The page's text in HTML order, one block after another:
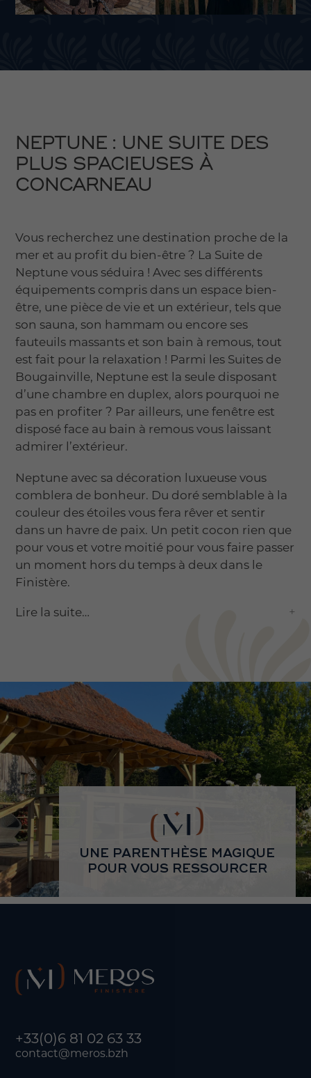
NEPTUNE : UNE SUITE DES
PLUS SPACIEUSES À
CONCARNEAU
Vous recherchez une destination proche de la
mer et au profit du bien-être ? La Suite de
Neptune vous séduira ! Avec ses différents
équipements compris dans un espace bien-
être, une pièce de vie et un extérieur, tels que
son sauna, son hammam ou encore ses
fauteuils massants et son bain à remous, tout
est fait pour la relaxation ! Parmi les Suites de
Bougainville, Neptune est la seule disposant
d’une chambre en duplex, alors pourquoi ne
pas en profiter ? Par ailleurs, une fenêtre est
disposé face au bain à remous vous laissant
admirer l’extérieur.
Neptune avec sa décoration luxueuse vous
comblera de bonheur. Du doré semblable à la
couleur des étoiles vous fera rêver et sentir
dans un havre de paix. Un petit cocon rien que
pour vous et votre moitié pour vous faire passer
un moment hors du temps à deux dans le
Finistère.
Lire la suite…
UNE PARENTHÈSE MAGIQUE
POUR VOUS RESSOURCER
+33(0)6 81 02 63 33
contact@meros.bzh